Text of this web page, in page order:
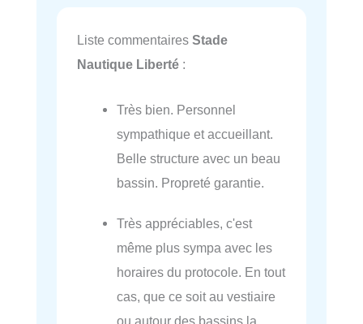
Liste commentaires Stade
Nautique Liberté :
Très bien. Personnel
sympathique et accueillant.
Belle structure avec un beau
bassin. Propreté garantie.
Très appréciables, c'est
même plus sympa avec les
horaires du protocole. En tout
cas, que ce soit au vestiaire
ou autour des bassins la